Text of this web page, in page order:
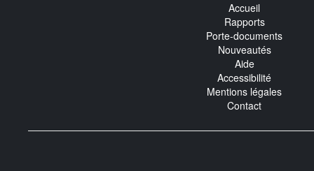
Accueil
Rapports
Porte-documents
Nouveautés
Aide
Accessibilité
Mentions légales
Contact